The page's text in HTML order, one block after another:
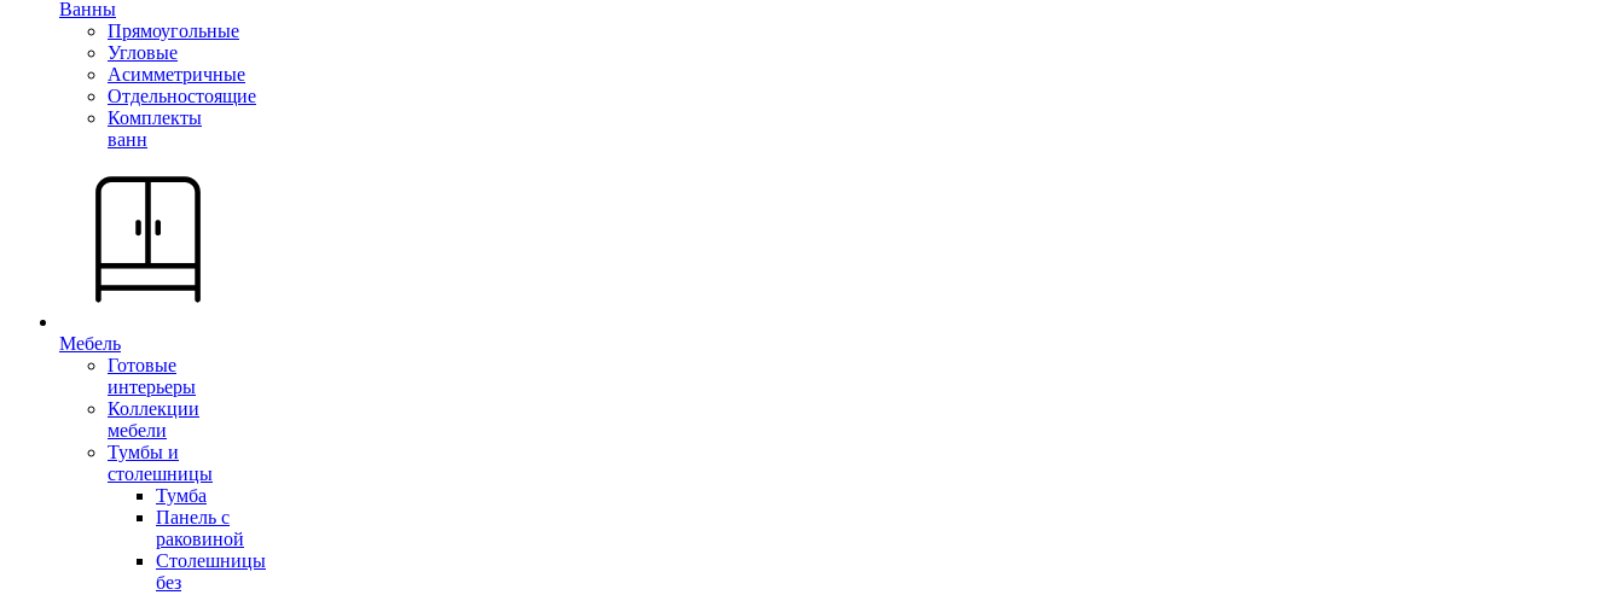
Ванны
Прямоугольные
Угловые
Асимметричные
Отдельностоящие
Комплекты
ванн
Мебель
Готовые
интерьеры
Коллекции
мебели
Тумбы и
столешницы
Тумба
Панель с
раковиной
Столешницы
без